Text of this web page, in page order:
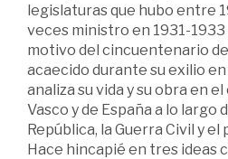
legislaturas que hubo entre
veces ministro en 1931-1933
motivo del cincuentenario
acaecido durante su exilio
analiza su vida y su obra en
Vasco y de España a lo largo
República, la Guerra Civil y
Hace hincapié en tres ideas